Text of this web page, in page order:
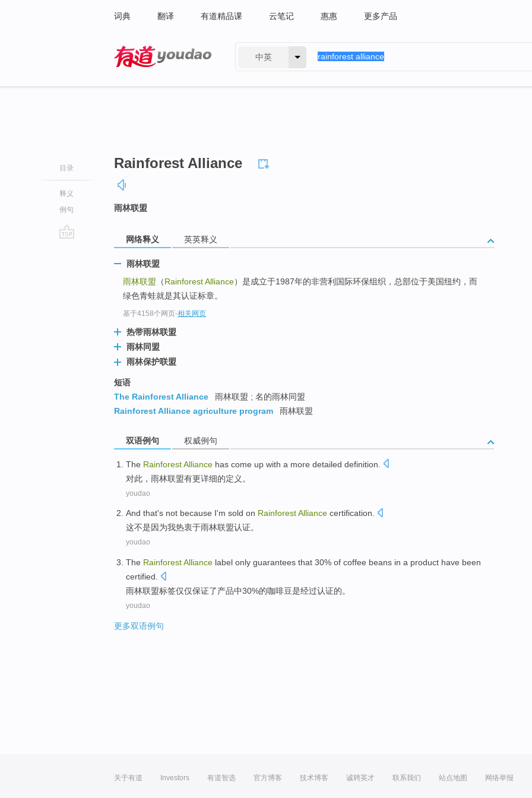
词典 翻译 有道精品课 云笔记 惠惠 更多产品
中英
目录
释义
例句
Rainforest Alliance
雨林联盟
网络释义 英英释义
雨林联盟
雨林联盟 （Rainforest Alliance）是成立于1987年的非营利国际环保组织，总部位于美国纽约，而
绿色青蛙就是其认证标章。
基于4158个网页-相关网页
热带雨林联盟
雨林同盟
雨林保护联盟
短语
The Rainforest Alliance
雨林联盟 ; 名的雨林同盟
Rainforest Alliance agriculture program
雨林联盟
双语例句 权威例句
The RainforestAlliance has come up with a more detailed definition
对此 ，雨林联盟有更详细的定义。
youdao
And that's not because I'm sold on RainforestAlliance certification.
这不是因为我热衷于雨林联盟认证。
youdao
The RainforestAlliance label only guarantees that 30% of coffee beans in a product have been
certified
雨林联盟标签仅仅保证了产品中30%的咖啡豆是经过认证的。
youdao
更多双语例句
关于有道 Investors 有道智选 官方博客 技术博客 诚聘英才 联系我们 站点地图 网络举报